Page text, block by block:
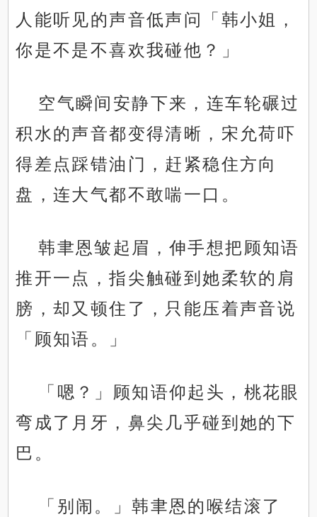
人能听见的声音低声问「韩小姐，
你是不是不喜欢我碰他？」
空气瞬间安静下来，连车轮碾过
积水的声音都变得清晰，宋允荷吓
得差点踩错油门，赶紧稳住方向
盘，连大气都不敢喘一口。
韩聿恩皱起眉，伸手想把顾知语
推开一点，指尖触碰到她柔软的肩
膀，却又顿住了，只能压着声音说
「顾知语。」
「嗯？」顾知语仰起头，桃花眼
弯成了月牙，鼻尖几乎碰到她的下
巴。
「别闹。」韩聿恩的喉结滚了